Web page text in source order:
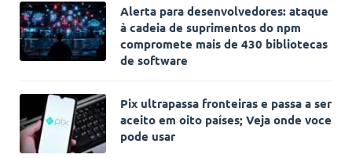
Alerta para desenvolvedores: ataque
à cadeia de suprimentos do npm
compromete mais de 430 bibliotecas
de software
Pix ultrapassa fronteiras e passa a ser
aceito em oito países; Veja onde voce
pode usar